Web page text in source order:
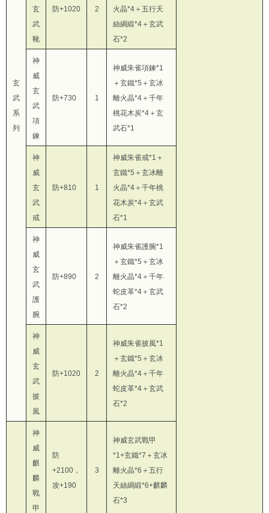
玄
武
系
列
玄
武
靴
防+1020 2
火晶*4＋五行天
絲綢緞*4＋玄武
石*2
神
威
玄
武
項
鍊
防+730 1
神威朱雀項鍊*1
＋玄鐵*5＋玄冰
離火晶*4＋千年
桃花木炭*4＋玄
武石*1
神
威
玄
武
戒
防+810 1
神威朱雀戒*1＋
玄鐵*5＋玄冰離
火晶*4＋千年桃
花木炭*4＋玄武
石*1
神
威
玄
武
護
腕
防+890 2
神威朱雀護腕*1
＋玄鐵*5＋玄冰
離火晶*4＋千年
蛇皮革*4＋玄武
石*2
神
威
玄
武
披
風
防+1020 2
神威朱雀披風*1
＋玄鐵*5＋玄冰
離火晶*4＋千年
蛇皮革*4＋玄武
石*2
神
威
麒
麟
戰
甲
防
+2100，
攻+190
3
神威玄武戰甲
*1+玄鐵*7＋玄冰
離火晶*6＋五行
天絲綢緞*6+麒麟
石*3